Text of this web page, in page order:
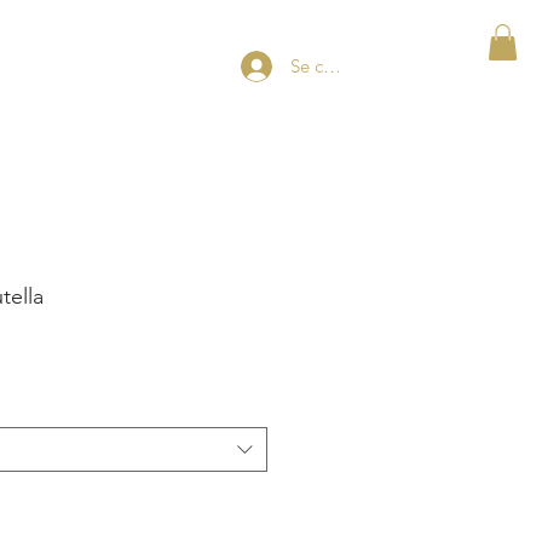
Se connecter